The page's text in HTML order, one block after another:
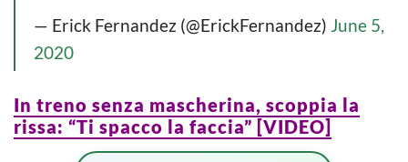
— Erick Fernandez (@ErickFernandez) June 5,
2020
In treno senza mascherina, scoppia la
rissa: “Ti spacco la faccia” [VIDEO]